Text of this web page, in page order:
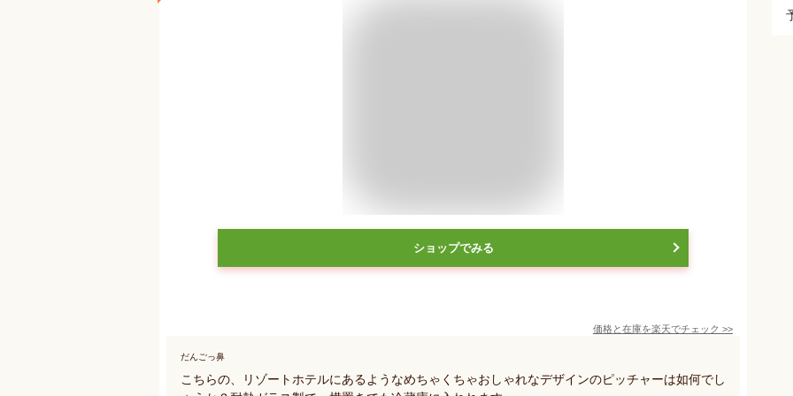
ショップでみる
価格と在庫を楽天でチェック >>
だんごっ鼻
こちらの、リゾートホテルにあるようなめちゃくちゃおしゃれなデザインのピッチャーは如何でし